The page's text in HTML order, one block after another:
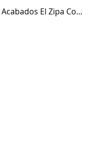
Acabados El Zipa Co...